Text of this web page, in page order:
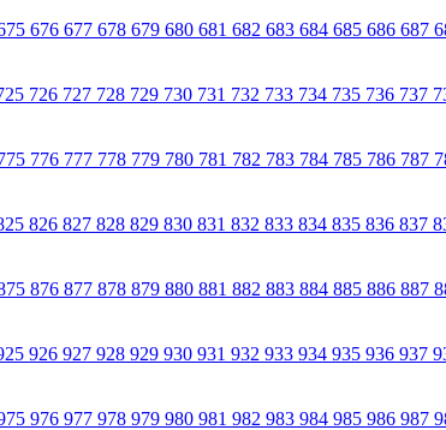
676 677 678 679 680 681 682 683 684 685 686 687
726 727 728 729 730 731 732 733 734 735 736 737
776 777 778 779 780 781 782 783 784 785 786 787
826 827 828 829 830 831 832 833 834 835 836 837
876 877 878 879 880 881 882 883 884 885 886 887
926 927 928 929 930 931 932 933 934 935 936 937
976 977 978 979 980 981 982 983 984 985 986 987